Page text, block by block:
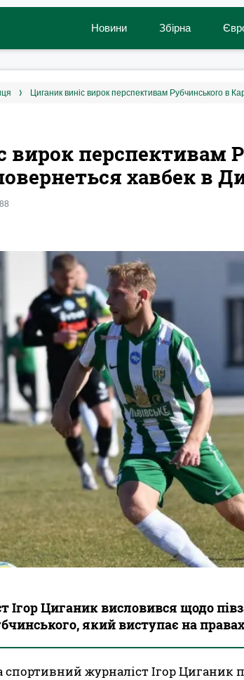
Новини Збірна
Циганик виніс вирок перспективам Рубчинського в
вирок перспективам
хавбек в
Ігор Циганик висловився щодо
який виступає на
журналіст Ігор Циганик